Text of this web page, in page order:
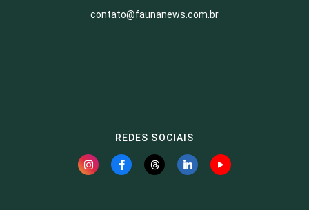
contato@faunanews.com.br
REDES SOCIAIS